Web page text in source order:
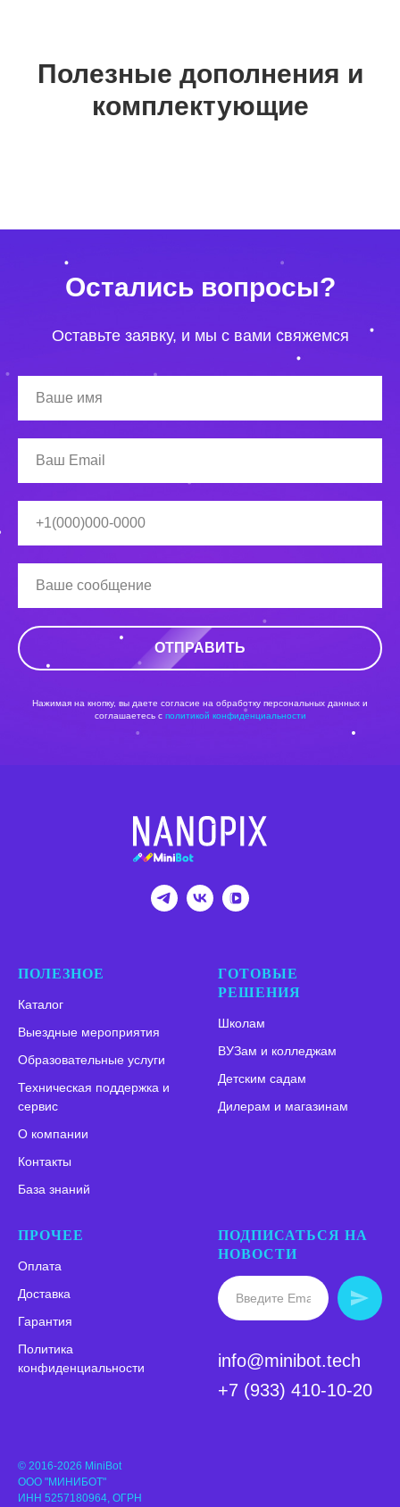
Полезные дополнения и
комплектующие
Остались вопросы?
Оставьте заявку, и мы с вами свяжемся
ОТПРАВИТЬ
Нажимая на кнопку, вы даете согласие на обработку персональных данных и
соглашаетесь c политикой конфиденциальности
ПОЛЕЗНОЕ
Каталог
Выездные мероприятия
Образовательные услуги
Техническая поддержка и
сервис
О компании
Контакты
База знаний
ГОТОВЫЕ
РЕШЕНИЯ
Школам
ВУЗам и колледжам
Детским садам
Дилерам и магазинам
ПРОЧЕЕ
Оплата
Доставка
Гарантия
Политика
конфиденциальности
ПОДПИСАТЬСЯ НА
НОВОСТИ
info@minibot.tech
+7 (933) 410-10-20
© 2016-2026 MiniBot
ООО "МИНИБОТ"
ИНН 5257180964, ОГРН